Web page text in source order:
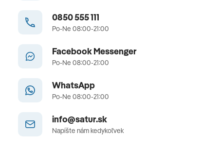
0850 555 111
Po-Ne 08:00-21:00
Facebook Messenger
Po-Ne 08:00-21:00
WhatsApp
Po-Ne 08:00-21:00
info@satur.sk
Napíšte nám kedykoľvek